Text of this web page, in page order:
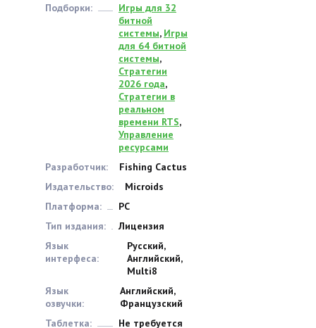
Подборки:
Игры для 32
битной
системы, Игры
для 64 битной
системы,
Стратегии
2026 года,
Стратегии в
реальном
времени RTS,
Управление
ресурсами
Разработчик:
Fishing Cactus
Издательство:
Microids
Платформа:
PC
Тип издания:
Лицензия
Язык
интерфеса:
Русский,
Английский,
Multi8
Язык
озвучки:
Английский,
Французский
Таблетка:
Не требуется